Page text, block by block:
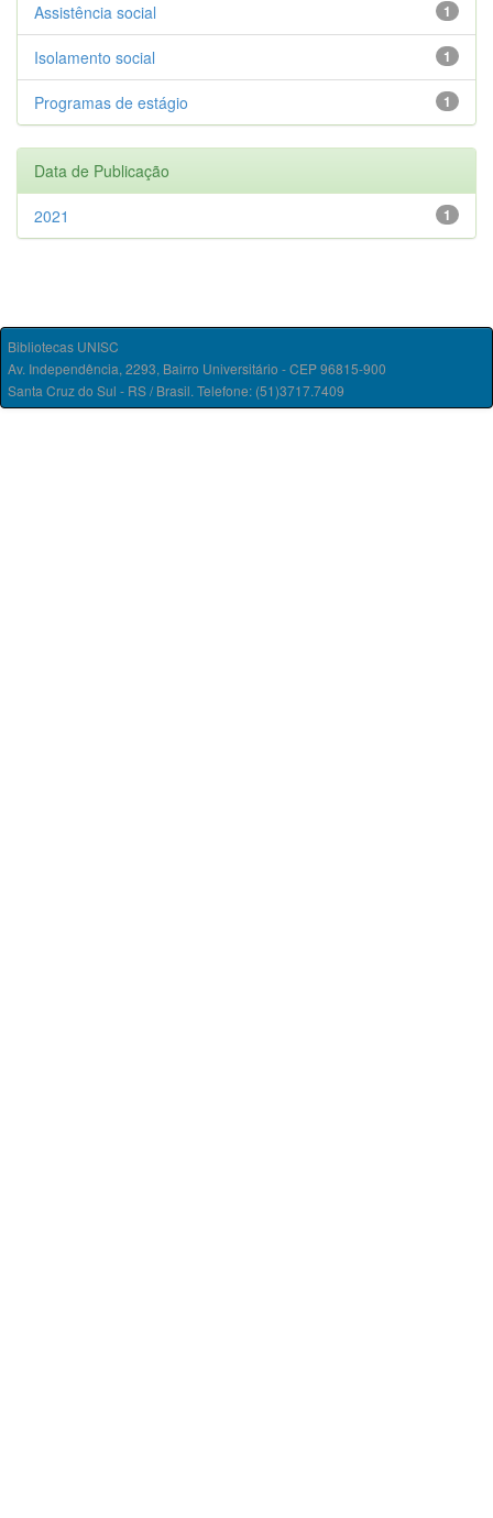
1
Assistência social
1
Isolamento social
1
Programas de estágio
Data de Publicação
1
2021
Bibliotecas UNISC
Av. Independência, 2293, Bairro Universitário - CEP 96815-900
Santa Cruz do Sul - RS / Brasil. Telefone: (51)3717.7409